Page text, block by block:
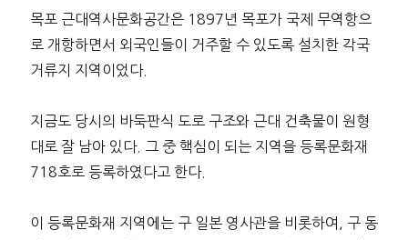
목포 근대역사문화공간은 1897년 목포가 국제 무역항으
로 개항하면서 외국인들이 거주할 수 있도록 설치한 각국
거류지 지역이었다.
지금도 당시의 바둑판식 도로 구조와 근대 건축물이 원형
대로 잘 남아 있다. 그 중 핵심이 되는 지역을 등록문화재
718호로 등록하였다고 한다.
이 등록문화재 지역에는 구 일본 영사관을 비롯하여, 구 동